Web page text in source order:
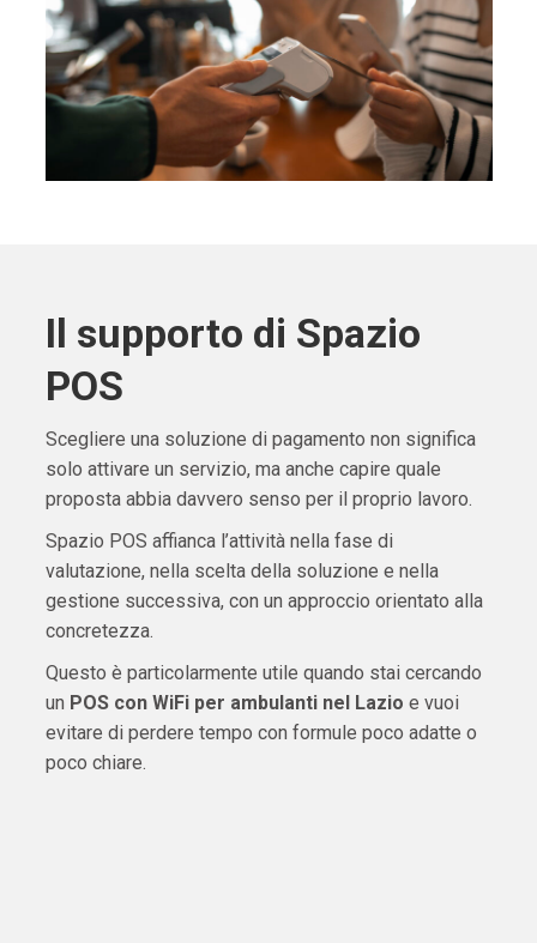
Il supporto di Spazio
POS
Scegliere una soluzione di pagamento non significa
solo attivare un servizio, ma anche capire quale
proposta abbia davvero senso per il proprio lavoro.
Spazio POS affianca l’attività nella fase di
valutazione, nella scelta della soluzione e nella
gestione successiva, con un approccio orientato alla
concretezza.
Questo è particolarmente utile quando stai cercando
un POS con WiFi per ambulanti nel Lazio e vuoi
evitare di perdere tempo con formule poco adatte o
poco chiare.